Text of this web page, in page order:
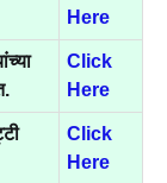
Here
Click
Here
Click
Here